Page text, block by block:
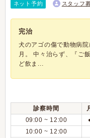
ネット予約 スタッフ
完治
犬のアゴの傷で動物病
月。 中々治らず、『ご
ど飲ま...
診察時間
09:00 ~ 12:00
10:00 ~ 12:00